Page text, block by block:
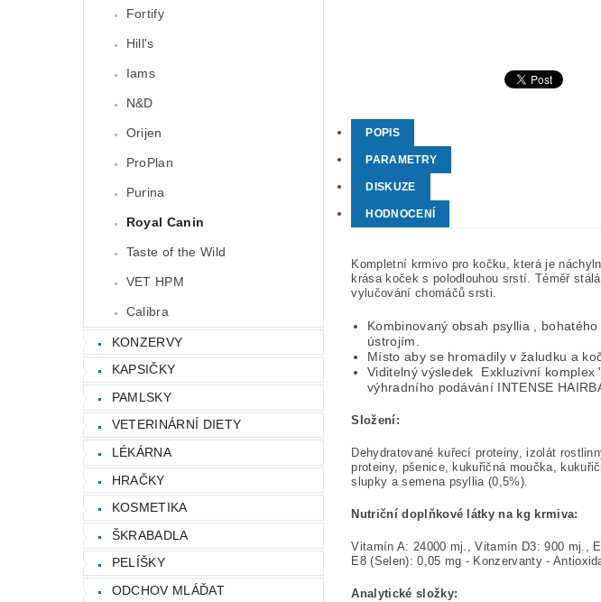
Fortify
Hill's
Iams
N&D
Orijen
ProPlan
Purina
Royal Canin
Taste of the Wild
VET HPM
Calibra
KONZERVY
KAPSIČKY
PAMLSKY
VETERINÁRNÍ DIETY
LÉKÁRNA
HRAČKY
KOSMETIKA
ŠKRABADLA
PELÍŠKY
ODCHOV MLÁĎAT
POPIS
PARAMETRY
DISKUZE
HODNOCENÍ
Kompletní krmivo pro kočku, která je
krása koček s polodlouhou srstí. Téměř
vylučování chomáčů srsti.
Kombinovaný obsah psyllia ,
ústrojím.
Místo aby se hromadily v žaludku a
Viditelný výsledek Exkluzivní
výhradního podávání INTENSE
Složení:
Dehydratované kuřecí proteiny, izolát
proteiny, pšenice, kukuřičná moučka,
slupky a semena psyllia (0,5%).
Nutriční doplňkové látky na kg krmiva:
Vitamín A: 24000 mj., Vitamín D3: 900 mj.,
E8 (Selen): 0,05 mg - Konzervanty -
Analytické složky: